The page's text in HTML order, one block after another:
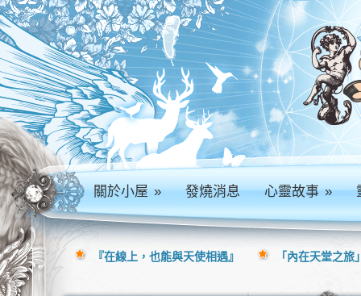
關於小屋» 發燒消息 心靈故事»
『在線上，也能與天使相遇』 「內在天堂之